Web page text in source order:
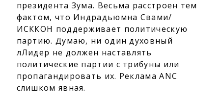
президента Зума. Весьма расстроен тем
фактом, что Индрадьюмна Свами/
ИСККОН поддерживает политическую
партию. Думаю, ни один духовный
лЛидер не должен наставлять
политические партии с трибуны или
пропагандировать их. Реклама ANC
слишком явная.